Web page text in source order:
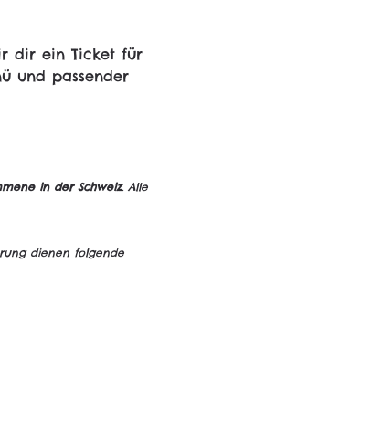
dir ein Ticket für
und passender
in der Schweiz. Alle
dienen folgende